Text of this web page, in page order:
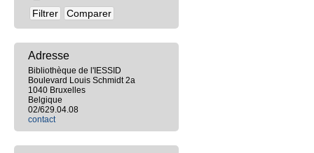
Adresse
Bibliothèque de l'IESSID
Boulevard Louis Schmidt 2a
1040 Bruxelles
Belgique
02/629.04.08
contact